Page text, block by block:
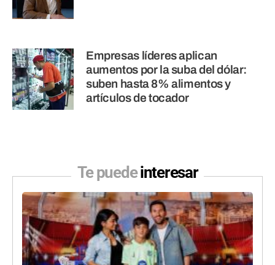
Empresas líderes aplican
aumentos por la suba del dólar:
suben hasta 8% alimentos y
artículos de tocador
Te puedeinteresar